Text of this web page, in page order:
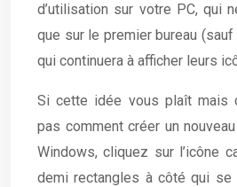
d’utilisation sur votre PC, qui
que sur le premier bureau
qui continuera à afficher leurs
Si cette idée vous plaît mais
pas comment créer un
Windows, cliquez sur l’icône
demi rectangles à côté qui se